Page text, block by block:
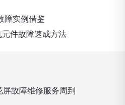
障实例借鉴
件故障速成方法
故障维修服务周到